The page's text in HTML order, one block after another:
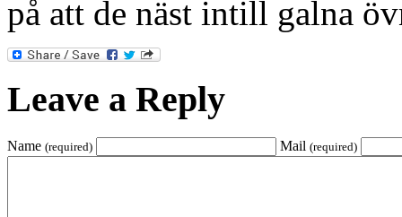
på att de näst intill galna
Leave a Reply
Name (required) Mail (required)